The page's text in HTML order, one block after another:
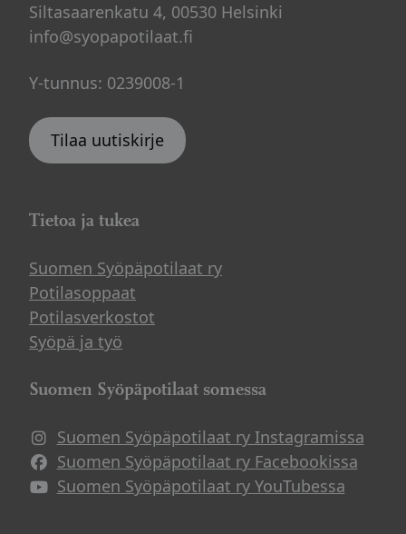
Siltasaarenkatu 4, 00530 Helsinki
info@syopapotilaat.fi
Y-tunnus: 0239008-1
Tilaa uutiskirje
Tietoa ja tukea
Suomen Syöpäpotilaat ry
Potilasoppaat
Potilasverkostot
Syöpä ja työ
Suomen Syöpäpotilaat somessa
Suomen Syöpäpotilaat ry Instagramissa
Suomen Syöpäpotilaat ry Facebookissa
Suomen Syöpäpotilaat ry YouTubessa